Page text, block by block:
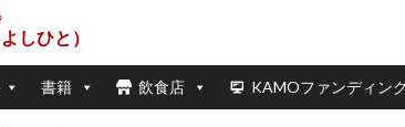
書籍 飲食店 KAMOファンディン